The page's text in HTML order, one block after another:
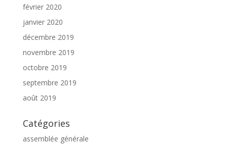
février 2020
janvier 2020
décembre 2019
novembre 2019
octobre 2019
septembre 2019
août 2019
Catégories
assemblée générale